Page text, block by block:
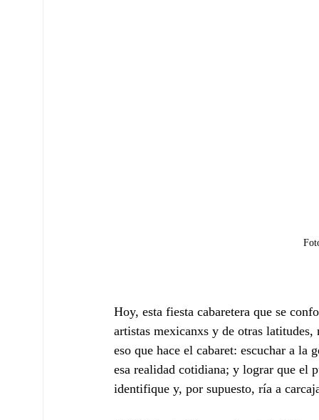
Hoy, esta fiesta cabaretera que se
artistas mexicanxs y de otras
eso que hace el cabaret: escuchar a
esa realidad cotidiana; y lograr que el
identifique y, por supuesto, ría a